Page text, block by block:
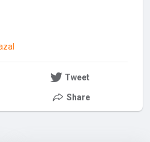
Tweet
Share